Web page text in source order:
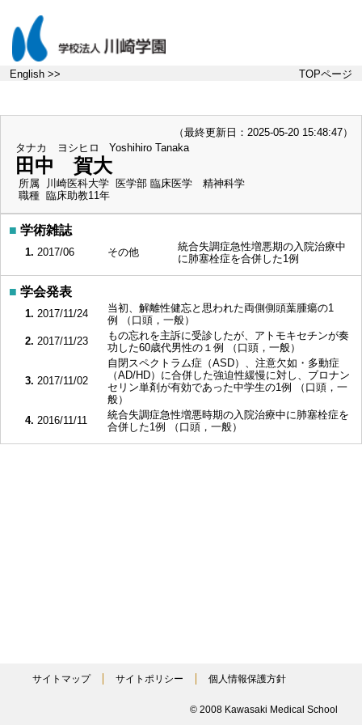
English >> TOPページ
（最終更新日：2025-05-20 15:48:47）
タナカ ヨシヒロ
Yoshihiro Tanaka
田中 賀大
所属
川崎医科大学 医学部 臨床医学 精神科学
職種 臨床助教11年
■ 学術雑誌
1. 2017/06 その他
統合失調症急性増悪期の入院治療中
に肺塞栓症を合併した1例
■ 学会発表
1. 2017/11/24
当初、解離性健忘と思われた両側側頭葉腫瘍の1
例 （口頭，一般）
2. 2017/11/23
もの忘れを主訴に受診したが、アトモキセチンが奏
功した60歳代男性の１例 （口頭，一般）
3. 2017/11/02
自閉スペクトラム症（ASD）、注意欠如・多動症
（AD/HD）に合併した強迫性緩慢に対し、ブロナン
セリン単剤が有効であった中学生の1例 （口頭，一
般）
4. 2016/11/11
統合失調症急性増悪時期の入院治療中に肺塞栓症を
合併した1例 （口頭，一般）
サイトマップ サイトポリシー 個人情報保護方針
© 2008 Kawasaki Medical School